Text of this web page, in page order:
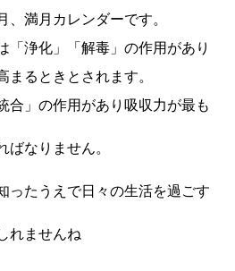
、満月カレンダーです。
「浄化」「解毒」の作用があり
まるときとされます。
合」の作用があり吸収力が最も
ばなりません。
ったうえで日々の生活を過ごす
れませんね